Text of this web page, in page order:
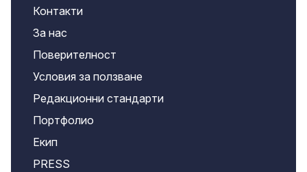
Контакти
За нас
Поверителност
Условия за ползване
Редакционни стандарти
Портфолио
Екип
PRESS